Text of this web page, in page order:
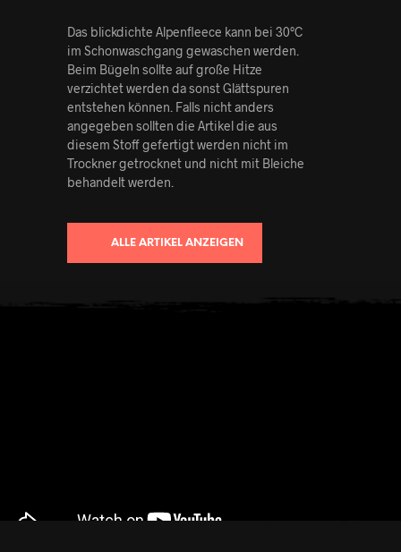
Das blickdichte Alpenfleece kann bei 30°C
im Schonwaschgang gewaschen werden.
Beim Bügeln sollte auf große Hitze
verzichtet werden da sonst Glättspuren
entstehen können. Falls nicht anders
angegeben sollten die Artikel die aus
diesem Stoff gefertigt werden nicht im
Trockner getrocknet und nicht mit Bleiche
behandelt werden.
ALLE ARTIKEL ANZEIGEN